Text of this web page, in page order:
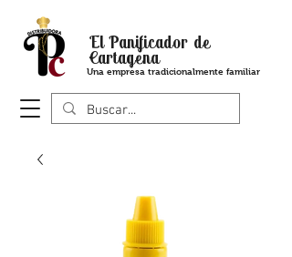
El Panificador de
Cartagena
Una empresa tradicionalmente familiar